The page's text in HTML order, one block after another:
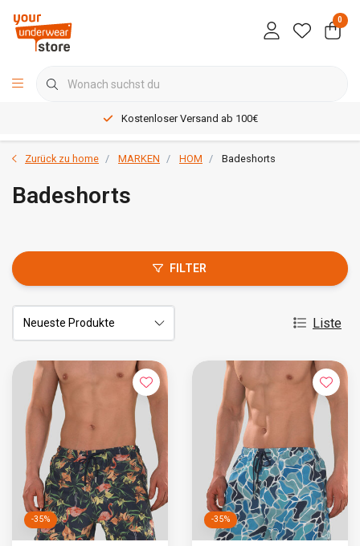
0
Kostenloser Versand ab 100€
Zurück zu home MARKEN HOM Badeshorts
Badeshorts
FILTER
Liste
-35% -35%